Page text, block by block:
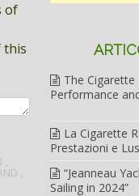
of
this
,
,
The Cigarette
Performance
La Cigarette
Prestazioni e
“Jeanneau
Sailing in 2024”